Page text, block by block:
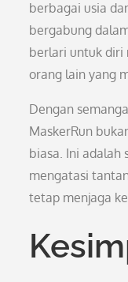
berbagai usia
bergabung
berlari untuk diri
orang lain yang
Dengan
MaskerRun
biasa. Ini adalah
mengatasi
tetap menjaga